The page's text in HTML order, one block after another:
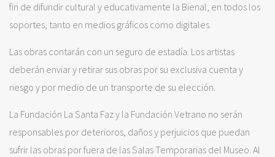
fin de difundir cultural y educativamente la Bienal, en todos los
soportes, tanto en medios gráficos como digitales.
Las obras contarán con un seguro de estadía. Los artistas
deberán enviar y retirar sus obras por su exclusiva cuenta y
riesgo y por medio de un transporte de su elección.
La Fundación La Santa Faz y la Fundación Vetrano no serán
responsables por deterioros, daños y perjuicios que puedan
sufrir las obras por fuera de las Salas Temporarias del Museo. Al